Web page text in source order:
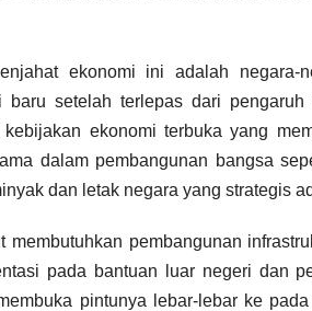
ekonomi ini adalah
baru setelah terlepas dari
ekonomi terbuka yang
dalam pembangunan bangsa
dan letak negara yang strategis
membutuhkan pembangunan
pada bantuan luar negeri dan
pintunya lebar-lebar ke